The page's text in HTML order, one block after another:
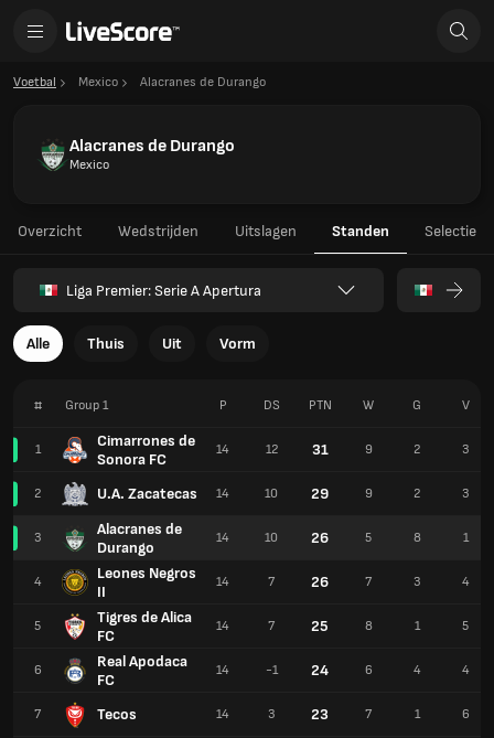
Voetbal Mexico Alacranes de Durango
Alacranes de Durango
Mexico
Overzicht Wedstrijden Uitslagen Standen Selectie
Liga Premier: Serie A Apertura
Alle Thuis Uit Vorm
# Group 1
1
Cimarrones de
Sonora FC
2 U.A. Zacatecas
3
Alacranes de
Durango
4
Leones Negros
II
5
Tigres de Alica
FC
6
Real Apodaca
FC
7 Tecos
P DS PTN W G V
14 12 31 9 2 3
14 10 29 9 2 3
14 10 26 5 8 1
14 7 26 7 3 4
14 7 25 8 1 5
14 -1 24 6 4 4
14 3 23 7 1 6